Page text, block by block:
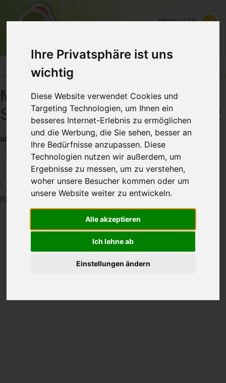
Ihre Privatsphäre ist uns
wichtig
Diese Website verwendet Cookies und
Targeting Technologien, um Ihnen ein
besseres Internet-Erlebnis zu ermöglichen
und die Werbung, die Sie sehen, besser an
Ihre Bedürfnisse anzupassen. Diese
Technologien nutzen wir außerdem, um
Ergebnisse zu messen, um zu verstehen,
woher unsere Besucher kommen oder um
unsere Website weiter zu entwickeln.
Alle akzeptieren
Ich lehne ab
Einstellungen ändern
MERKLISTE
Mindstyle.Festival 2026 -
Sichern Sie sich jetzt Ihr Ticket
am 17.-19. April 2026
Teilen
Bitte warten die Daten werden geladen...